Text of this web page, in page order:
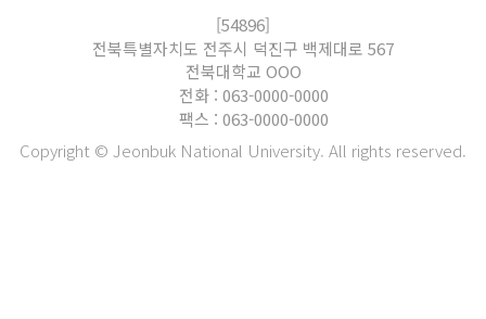
[54896]
전북특별자치도 전주시 덕진구 백제대로 567
전북대학교 OOO
전화 : 063-0000-0000
팩스 : 063-0000-0000
Copyright © Jeonbuk National University. All rights reserved.